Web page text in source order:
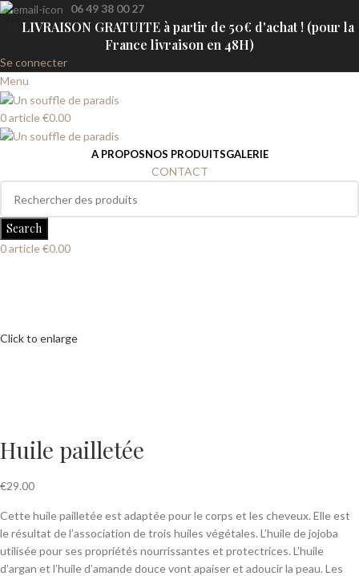
06 49 38 00 27
LIVRAISON GRATUITE à partir de 50€ d'achat ! (pour la
France livraison en 48H)
Se connecter
Menu
0article€0.00
A PROPOSNOS PRODUITSGALERIE
CONTACT
Search
0article€0.00
Click to enlarge
Huile pailletée
€29.00
Cette huile pailletée est adaptée pour le corps et les cheveux. Elle est
le résultat de l’association de trois huiles végétales. L’huile de jojoba
utilisée pour ses propriétés nourrissantes et protectrices. L’huile
d’argan et l’huile d’amande douce vont apaiser et adoucir la peau. Les